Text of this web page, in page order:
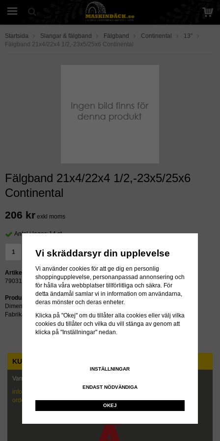
Startsida Slangar & fälgband Fälgband Continental
13"
Fälgband 21x4/22x4 1/2,-23x5/25x6 Continental
Fälgband 21x4/22x4 1/2,-23x5/25x6
Continental
206 kr exkl moms
Antal i lager: 14 st
LÄGG I VARUKORG »
Artikelnummer:
790313
Produktbeskrivning:
Dimension: 21x4/22x4 1/2,-23x5/25x6
Fabrikat: Continental
KUNDTJÄNST
Varmt välkommen att kontakta oss!
info@maskindack.se
order@maskindack.se
Vi skräddarsyr din upplevelse
Vi använder cookies för att ge dig en personlig
shoppingupplevelse, personanpassad annonsering och
för hålla våra webbplatser tillförlitliga och säkra. För
detta ändamål samlar vi in information om användarna,
deras mönster och deras enheter.
Klicka på "Okej" om du tillåter alla cookies eller välj vilka
cookies du tillåter och vilka du vill stänga av genom att
klicka på "Inställningar" nedan.
INSTÄLLNINGAR
ENDAST NÖDVÄNDIGA
OKEJ